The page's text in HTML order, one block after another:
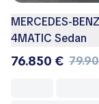
MERCEDES-
4MATIC Sedan
76.850 €